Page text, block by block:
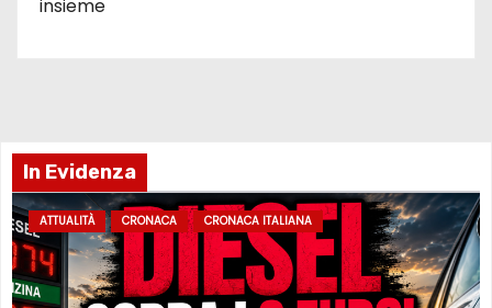
insieme
In Evidenza
ATTUALITÀ CRONACA CRONACA ITALIANA